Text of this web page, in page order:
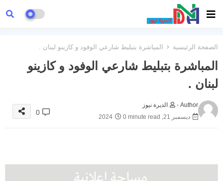
الصفحة الرئيسية المباشرة بتبليط شارعي الوفود و كازينو لبنان .
المباشرة بتبليط شارعي الوفود و كازينو
لبنان .
Author -
الديرة نيوز
ديسمبر 21, 2024
0 minute read
0